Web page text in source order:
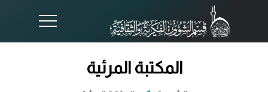
المكتبة المرئية